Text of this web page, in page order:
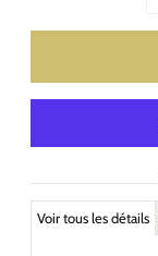
Voir tous les détails